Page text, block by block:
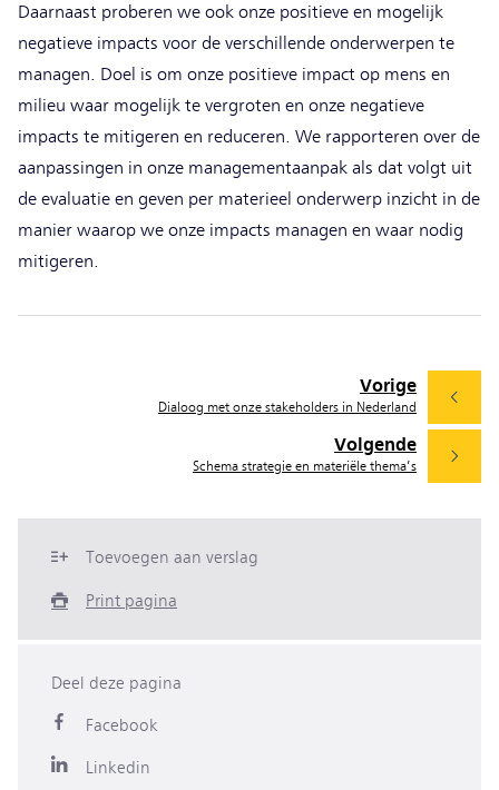
Daarnaast proberen we ook onze positieve en mogelijk
negatieve impacts voor de verschillende onderwerpen te
managen. Doel is om onze positieve impact op mens en
milieu waar mogelijk te vergroten en onze negatieve
impacts te mitigeren en reduceren. We rapporteren over de
aanpassingen in onze managementaanpak als dat volgt uit
de evaluatie en geven per materieel onderwerp inzicht in de
manier waarop we onze impacts managen en waar nodig
mitigeren.
Volgende
Schema strategie en materiële thema’s
Vorige
Dialoog met onze stakeholders in Nederland
Toevoegen aan verslag
Print pagina
Deel deze pagina
Facebook
Linkedin